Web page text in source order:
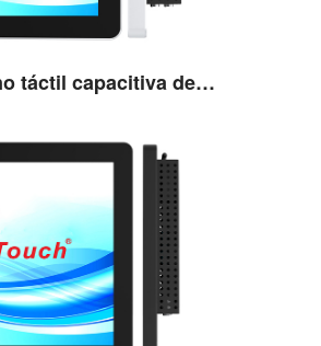
Serie 3A todo en uno táctil capacitiva de 10,4''